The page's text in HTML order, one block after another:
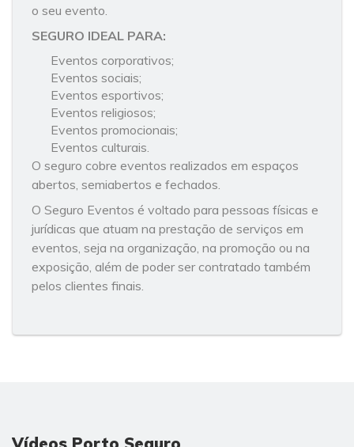
o seu evento.
SEGURO IDEAL PARA:
Eventos corporativos;
Eventos sociais;
Eventos esportivos;
Eventos religiosos;
Eventos promocionais;
Eventos culturais.
O seguro cobre eventos realizados em espaços
abertos, semiabertos e fechados.
O Seguro Eventos é voltado para pessoas físicas e
jurídicas que atuam na prestação de serviços em
eventos, seja na organização, na promoção ou na
exposição, além de poder ser contratado também
pelos clientes finais.